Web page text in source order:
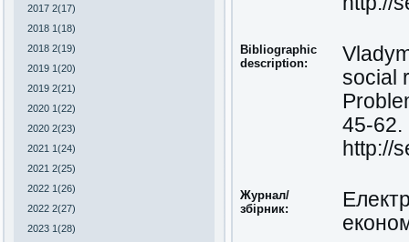
2017 2(17)
2018 1(18)
2018 2(19)
2019 1(20)
2019 2(21)
2020 1(22)
2020 2(23)
2021 1(24)
2021 2(25)
2022 1(26)
2022 2(27)
2023 1(28)
Bibliographic
description:
social
45-62.
http://
Журнал/
збірник: